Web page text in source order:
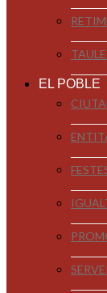
EL POBLE